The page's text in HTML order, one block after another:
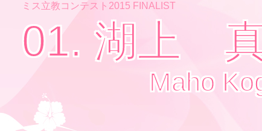
ミス立教コンテスト2015 FINALIST
01. 湖上
Maho